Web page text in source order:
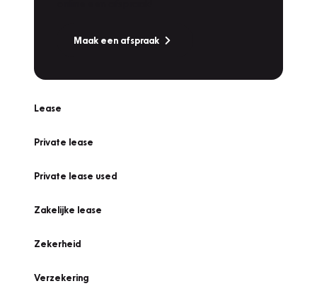
Maak een afspraak
Lease
Private lease
Private lease used
Zakelijke lease
Zekerheid
Verzekering